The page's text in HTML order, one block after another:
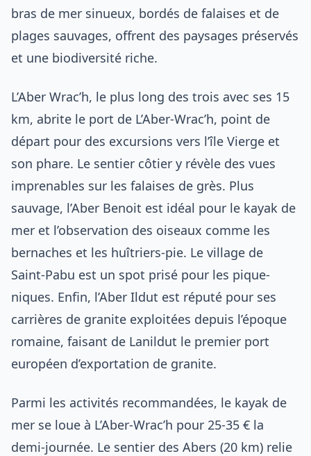
bras de mer sinueux, bordés de falaises et de
plages sauvages, offrent des paysages préservés
et une biodiversité riche.
L’Aber Wrac’h, le plus long des trois avec ses 15
km, abrite le port de L’Aber-Wrac’h, point de
départ pour des excursions vers l’île Vierge et
son phare. Le sentier côtier y révèle des vues
imprenables sur les falaises de grès. Plus
sauvage, l’Aber Benoit est idéal pour le kayak de
mer et l’observation des oiseaux comme les
bernaches et les huîtriers-pie. Le village de
Saint-Pabu est un spot prisé pour les pique-
niques. Enfin, l’Aber Ildut est réputé pour ses
carrières de granite exploitées depuis l’époque
romaine, faisant de Lanildut le premier port
européen d’exportation de granite.
Parmi les activités recommandées, le kayak de
mer se loue à L’Aber-Wrac’h pour 25-35 € la
demi-journée. Le sentier des Abers (20 km) relie